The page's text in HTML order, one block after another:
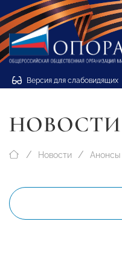
Версия для слабовидящих
НОВОСТИ
Новости Анонсы